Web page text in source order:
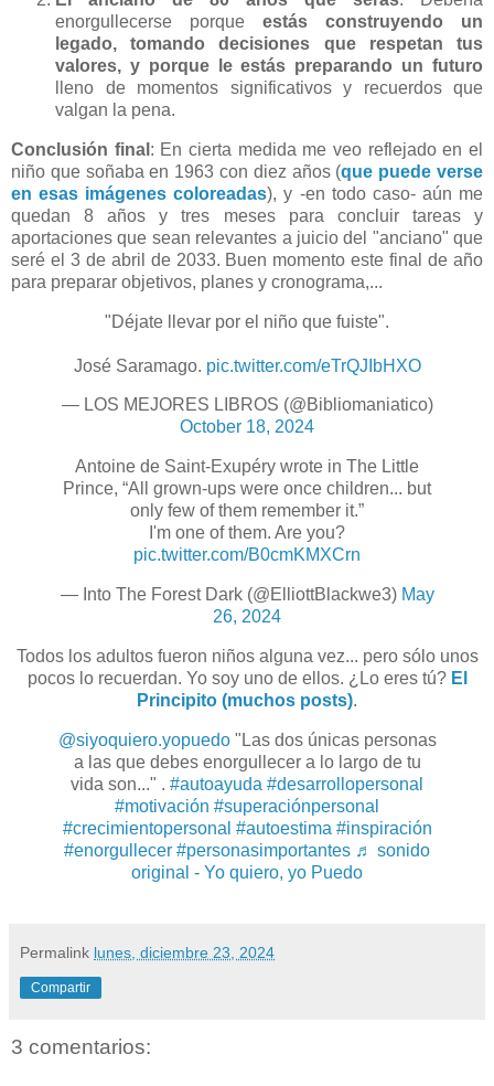
enorgullecerse porque estás construyendo un
legado, tomando decisiones que respetan tus
valores, y porque le estás preparando un futuro
lleno de momentos significativos y recuerdos que
valgan la pena.
Conclusión final : En cierta medida me veo reflejado en el
niño que soñaba en 1963 con diez años (que puede verse
en esas imágenes coloreadas), y -en todo caso- aún me
quedan 8 años y tres meses para concluir tareas y
aportaciones que sean relevantes a juicio del "anciano" que
seré el 3 de abril de 2033. Buen momento este final de año
para preparar objetivos, planes y cronograma,...
"Déjate llevar por el niño que fuiste".
José Saramago. pic.twitter.com/eTrQJIbHXO
— LOS MEJORES LIBROS (@Bibliomaniatico)
October 18, 2024
Antoine de Saint-Exupéry wrote in The Little
Prince, “All grown-ups were once children... but
only few of them remember it.”
I'm one of them. Are you?
pic.twitter.com/B0cmKMXCrn
— Into The Forest Dark (@ElliottBlackwe3) May
26, 2024
Todos los adultos fueron niños alguna vez... pero sólo unos
pocos lo recuerdan. Yo soy uno de ellos. ¿Lo eres tú? El
Principito (muchos posts).
@siyoquiero.yopuedo"Las dos únicas personas
a las que debes enorgullecer a lo largo de tu
vida son..." . #autoayuda #desarrollopersonal
#motivación #superaciónpersonal
#crecimientopersonal #autoestima #inspiración
#enorgullecer #personasimportantes ♬ sonido
original - Yo quiero, yo Puedo
Permalink lunes, diciembre 23, 2024
Compartir
3 comentarios: